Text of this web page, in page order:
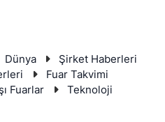
Dünya
Şirket Haberleri
Fuar Takvimi
Fuarlar
Teknoloji